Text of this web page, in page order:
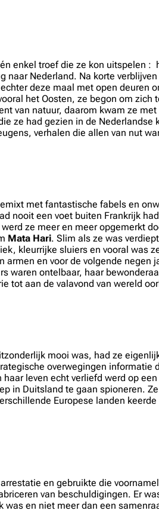
enkel troef die ze kon uitspelen
naar Nederland. Na korte
deze maal met open
het Oosten, ze begon om
van natuur, daarom kwam ze
ze had gezien in de Nederlandse
verhalen die allen van nut
met fantastische fabels en
nooit een voet buiten Frankrijk
ze meer en meer opgemerkt
Mata Hari. Slim als ze was
kleurrijke sluiers en vooral was
armen en voor de volgende
waren ontelbaar, haar
tot aan de valavond van wereld
mooi was, had ze
overwegingen
leven echt verliefd werd op
in Duitsland te gaan spioneren.
Europese landen
en gebruikte die
van beschuldigingen. Er
en niet meer dan een